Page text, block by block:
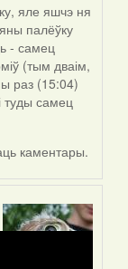
яле яшчэ ня
палёўку
- самец
(тым дваім,
раз (15:04)
туды самец
каментары.